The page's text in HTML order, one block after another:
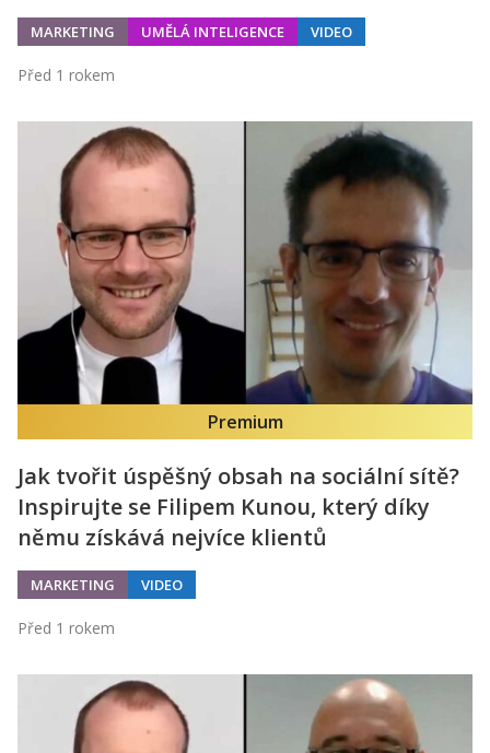
MARKETING UMĚLÁ INTELIGENCE VIDEO
Před 1 rokem
Premium
Jak tvořit úspěšný obsah na sociální sítě?
Inspirujte se Filipem Kunou, který díky
němu získává nejvíce klientů
MARKETING VIDEO
Před 1 rokem